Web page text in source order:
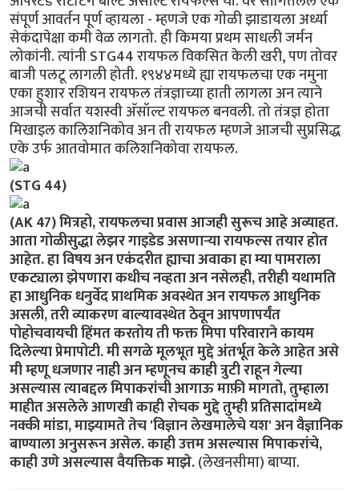
संपूर्ण आवर्तन पूर्ण व्हायला - म्हणजे एक गोळी झाडायला अर्ध्या
सेकंदापेक्षा कमी वेळ लागतो. ही किमया प्रथम साधली जर्मन
लोकांनी. त्यांनी STG44 रायफल विकसित केली खरी, पण तोवर
बाजी पलटू लागली होती. १९४४मध्ये ह्या रायफलचा एक नमुना
एका हुशार रशियन रायफल तंत्रज्ञाच्या हाती लागला अन त्याने
आजची सर्वात यशस्वी अ‍ॅसॉल्ट रायफल बनवली. तो तंत्रज्ञ होता
मिखाइल कालिशनिकोव अन ती रायफल म्हणजे आजची सुप्रसिद्ध
एके उर्फ आतवोमात कलिशनिकोवा रायफल.
(STG 44)
(AK 47)मित्रहो, रायफलचा प्रवास आजही सुरूच आहे अव्याहत.
आता गोळीसुद्धा लेझर गाइडेड असणार्‍या रायफल्स तयार होत
आहेत. हा विषय अन एकंदरीत ह्याचा अवाका हा म्या पामराला
एकट्याला झेपणारा कधीच नव्हता अन नसेलही, तरीही यथामति
हा आधुनिक धनुर्वेद प्राथमिक अवस्थेत अन रायफल आधुनिक
असली, तरी व्याकरण बाल्यावस्थेत ठेवून आपणापर्यंत
पोहोचवायची हिंमत करतोय ती फक्त मिपा परिवाराने कायम
दिलेल्या प्रेमापोटी. मी सगळे मूलभूत मुद्दे अंतर्भूत केले आहेत असे
मी म्हणू धजणार नाही अन म्हणूनच काही त्रुटी राहून गेल्या
असल्यास त्याबद्दल मिपाकरांची आगाऊ माफ़ी मागतो, तुम्हाला
माहीत असलेले आणखी काही रोचक मुद्दे तुम्ही प्रतिसादांमध्ये
नक्की मांडा, माझ्यामते तेच 'विज्ञान लेखमालेचे यश' अन वैज्ञानिक
बाण्याला अनुसरून असेल. काही उत्तम असल्यास मिपाकरांचे,
काही उणे असल्यास वैयक्तिक माझे.(लेखनसीमा) बाप्या.